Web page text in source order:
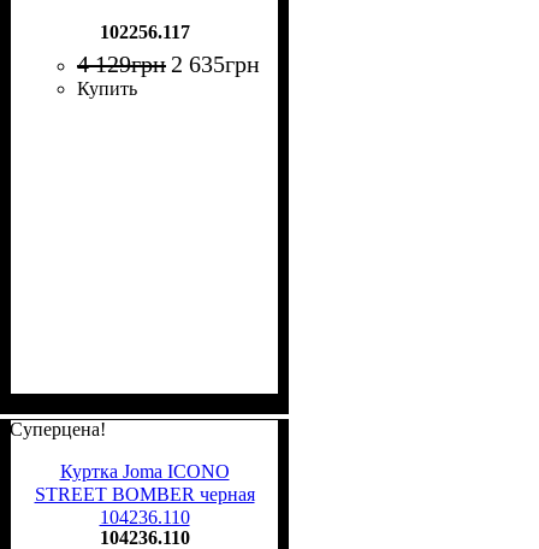
102256.117
4 129грн 2 635грн
Купить
Суперцена!
Куртка Joma ICONO
STREET BOMBER черная
104236.110
104236.110